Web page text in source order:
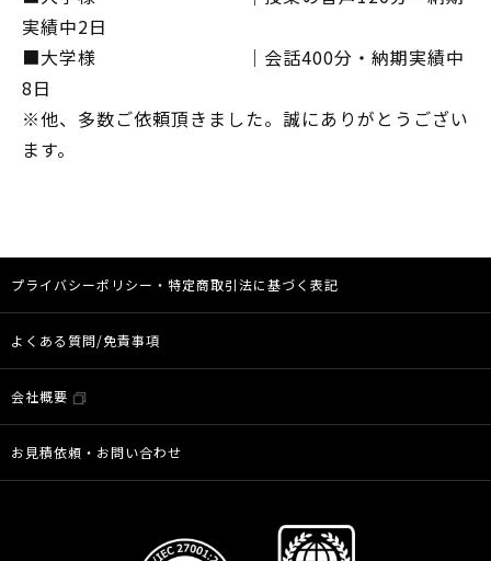
実績中2日
■大学様 ｜会話400分・納期実績中
8日
※他、多数ご依頼頂きました。誠にありがとうござい
ます。
プライバシーポリシー・特定商取引法に基づく表記
よくある質問/免責事項
会社概要
お見積依頼・お問い合わせ